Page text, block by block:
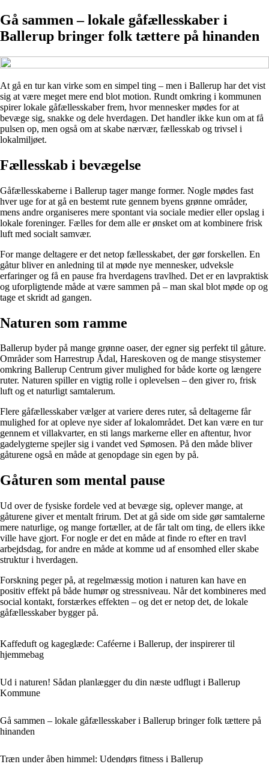
Gå sammen – lokale gåfællesskaber i
Ballerup bringer folk tættere på hinanden
At gå en tur kan virke som en simpel ting – men i Ballerup har det vist
sig at være meget mere end blot motion. Rundt omkring i kommunen
spirer lokale gåfællesskaber frem, hvor mennesker mødes for at
bevæge sig, snakke og dele hverdagen. Det handler ikke kun om at få
pulsen op, men også om at skabe nærvær, fællesskab og trivsel i
lokalmiljøet.
Fællesskab i bevægelse
Gåfællesskaberne i Ballerup tager mange former. Nogle mødes fast
hver uge for at gå en bestemt rute gennem byens grønne områder,
mens andre organiseres mere spontant via sociale medier eller opslag i
lokale foreninger. Fælles for dem alle er ønsket om at kombinere frisk
luft med socialt samvær.
For mange deltagere er det netop fællesskabet, der gør forskellen. En
gåtur bliver en anledning til at møde nye mennesker, udveksle
erfaringer og få en pause fra hverdagens travlhed. Det er en lavpraktisk
og uforpligtende måde at være sammen på – man skal blot møde op og
tage et skridt ad gangen.
Naturen som ramme
Ballerup byder på mange grønne oaser, der egner sig perfekt til gåture.
Områder som Harrestrup Ådal, Hareskoven og de mange stisystemer
omkring Ballerup Centrum giver mulighed for både korte og længere
ruter. Naturen spiller en vigtig rolle i oplevelsen – den giver ro, frisk
luft og et naturligt samtalerum.
Flere gåfællesskaber vælger at variere deres ruter, så deltagerne får
mulighed for at opleve nye sider af lokalområdet. Det kan være en tur
gennem et villakvarter, en sti langs markerne eller en aftentur, hvor
gadelygterne spejler sig i vandet ved Sømosen. På den måde bliver
gåturene også en måde at genopdage sin egen by på.
Gåturen som mental pause
Ud over de fysiske fordele ved at bevæge sig, oplever mange, at
gåturene giver et mentalt frirum. Det at gå side om side gør samtalerne
mere naturlige, og mange fortæller, at de får talt om ting, de ellers ikke
ville have gjort. For nogle er det en måde at finde ro efter en travl
arbejdsdag, for andre en måde at komme ud af ensomhed eller skabe
struktur i hverdagen.
Forskning peger på, at regelmæssig motion i naturen kan have en
positiv effekt på både humør og stressniveau. Når det kombineres med
social kontakt, forstærkes effekten – og det er netop det, de lokale
gåfællesskaber bygger på.
Kaffeduft og kageglæde: Caféerne i Ballerup, der inspirerer til
hjemmebag
Ud i naturen! Sådan planlægger du din næste udflugt i Ballerup
Kommune
Gå sammen – lokale gåfællesskaber i Ballerup bringer folk tættere på
hinanden
Træn under åben himmel: Udendørs fitness i Ballerup